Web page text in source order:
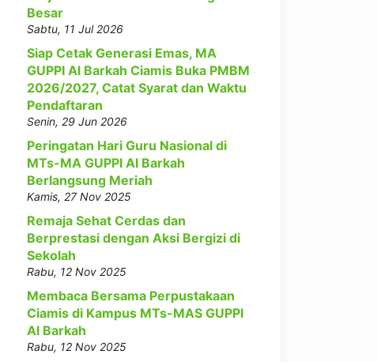
Besar
Sabtu, 11 Jul 2026
Siap Cetak Generasi Emas, MA
GUPPI Al Barkah Ciamis Buka PMBM
2026/2027, Catat Syarat dan Waktu
Pendaftaran
Senin, 29 Jun 2026
Peringatan Hari Guru Nasional di
MTs-MA GUPPI Al Barkah
Berlangsung Meriah
Kamis, 27 Nov 2025
Remaja Sehat Cerdas dan
Berprestasi dengan Aksi Bergizi di
Sekolah
Rabu, 12 Nov 2025
Membaca Bersama Perpustakaan
Ciamis di Kampus MTs-MAS GUPPI
Al Barkah
Rabu, 12 Nov 2025